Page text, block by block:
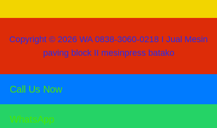
Copyright © 2026 WA 0838-3060-0218 I Jual Mesin
paving block II mesinpress batako
Call Us Now
WhatsApp